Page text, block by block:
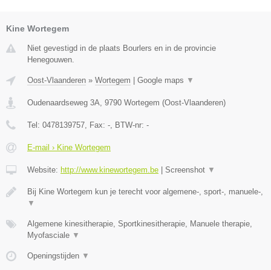
Kine Wortegem
Niet gevestigd in de plaats Bourlers en in de provincie
Henegouwen.
Oost-Vlaanderen » Wortegem Google maps ▼
Oudenaardseweg 3A, 9790 Wortegem (Oost-Vlaanderen)
Tel: 0478139757, Fax: -, BTW-nr: -
E-mail › Kine Wortegem
Website: http://www.kinewortegem.be Screenshot ▼
Bij Kine Wortegem kun je terecht voor algemene-, sport-, manuele-,
▼
Algemene kinesitherapie, Sportkinesitherapie, Manuele therapie,
Myofasciale ▼
Openingstijden ▼